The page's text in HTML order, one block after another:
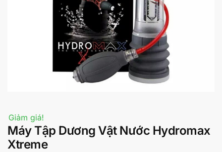
Giảm giá!
Máy Tập Dương Vật Nước Hydromax
Xtreme